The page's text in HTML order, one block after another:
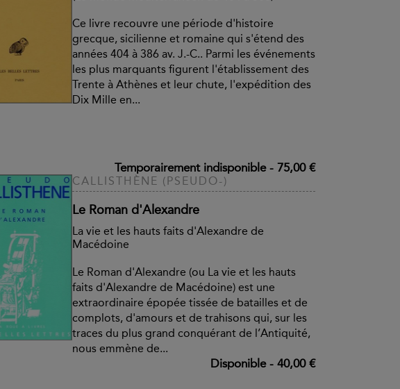
Ce livre recouvre une période d'histoire
grecque, sicilienne et romaine qui s'étend des
années 404 à 386 av. J.-C.. Parmi les événements
les plus marquants figurent l'établissement des
Trente à Athènes et leur chute, l'expédition des
Dix Mille en...
Temporairement indisponible- 75,00 €
CALLISTHÈNE (PSEUDO-)
Le Roman d'Alexandre
La vie et les hauts faits d'Alexandre de
Macédoine
Le Roman d'Alexandre (ou La vie et les hauts
faits d'Alexandre de Macédoine) est une
extraordinaire épopée tissée de batailles et de
complots, d'amours et de trahisons qui, sur les
traces du plus grand conquérant de l’Antiquité,
nous emmène de...
Disponible- 40,00 €